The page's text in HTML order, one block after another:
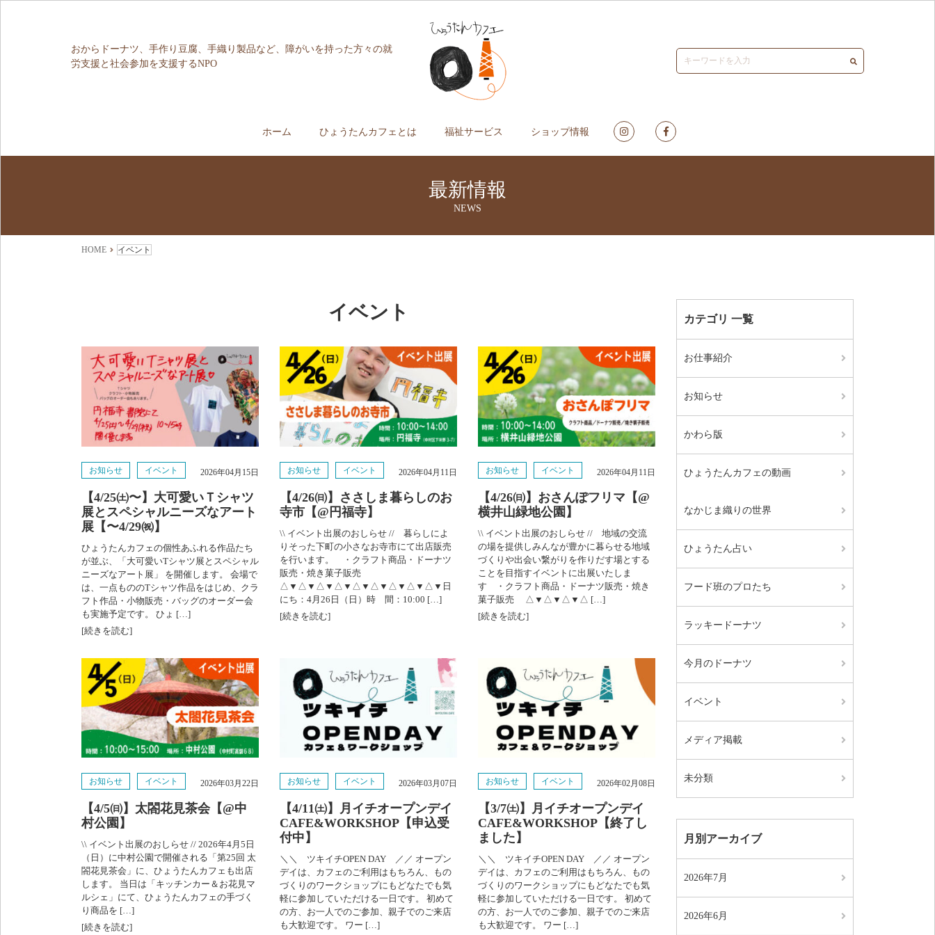
おからドーナツ、手作り豆腐、手織り製品など、障がいを持った方々の就
労支援と社会参加を支援するNPO
ホーム ひょうたんカフェとは 福祉サービス ショップ情報
最新情報
NEWS
HOME イベント
イベント
お知らせ イベント 2026年04月15日
【4/25㈯〜】大可愛いＴシャツ
展とスペシャルニーズなアート
展【〜4/29㈷】
ひょうたんカフェの個性あふれる作品たち
が並ぶ、「大可愛いTシャツ展とスペシャル
ニーズなアート展」 を開催します。 会場で
は、一点もののTシャツ作品をはじめ、クラ
フト作品・小物販売・バッグのオーダー会
も実施予定です。 ひょ […]
[続きを読む]
お知らせ イベント 2026年04月11日
【4/26㈰】ささしま暮らしのお
寺市【@円福寺】
\\ イベント出展のおしらせ // 暮らしによ
りそった下町の小さなお寺市にて出店販売
を行います。 ・クラフト商品・ドーナツ
販売・焼き菓子販売
△▼△▼△▼△▼△▼△▼△▼△▼△▼日
にち：4月26日（日）時 間：10:00 […]
[続きを読む]
お知らせ イベント 2026年04月11日
【4/26㈰】おさんぽフリマ【@
横井山緑地公園】
\\ イベント出展のおしらせ // 地域の交流
の場を提供しみんなが豊かに暮らせる地域
づくりや出会い繋がりを作りだす場とする
ことを目指すイベントに出展いたしま
す ・クラフト商品・ドーナツ販売・焼き
菓子販売 △▼△▼△▼△ […]
[続きを読む]
お知らせ イベント 2026年03月22日
【4/5㈰】太閤花見茶会【@中
村公園】
\\ イベント出展のおしらせ // 2026年4月5日
（日）に中村公園で開催される「第25回 太
閤花見茶会」に、ひょうたんカフェも出店
します。 当日は「キッチンカー＆お花見マ
ルシェ」にて、ひょうたんカフェの手づく
り商品を […]
[続きを読む]
お知らせ イベント 2026年03月07日
【4/11㈯】月イチオープンデイ
CAFE&WORKSHOP【申込受
付中】
＼＼ ツキイチOPEN DAY ／／ オープン
デイは、カフェのご利用はもちろん、もの
づくりのワークショップにもどなたでも気
軽に参加していただける一日です。 初めて
の方、お一人でのご参加、親子でのご来店
も大歓迎です。 ワー […]
お知らせ イベント 2026年02月08日
【3/7㈯】月イチオープンデイ
CAFE&WORKSHOP【終了し
ました】
＼＼ ツキイチOPEN DAY ／／ オープン
デイは、カフェのご利用はもちろん、もの
づくりのワークショップにもどなたでも気
軽に参加していただける一日です。 初めて
の方、お一人でのご参加、親子でのご来店
も大歓迎です。 ワー […]
カテゴリ 一覧
お仕事紹介
お知らせ
かわら版
ひょうたんカフェの動画
なかじま織りの世界
ひょうたん占い
フード班のプロたち
ラッキードーナツ
今月のドーナツ
イベント
メディア掲載
未分類
月別アーカイブ
2026年7月
2026年6月